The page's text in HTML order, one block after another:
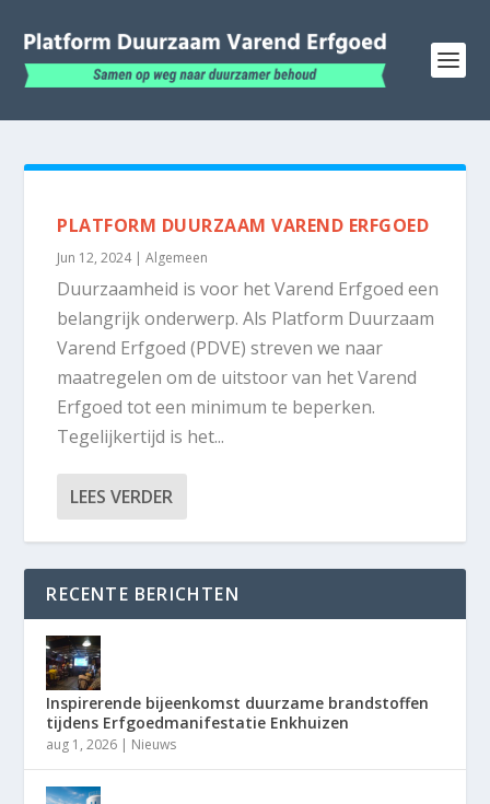
PLATFORM DUURZAAM VAREND ERFGOED
Jun 12, 2024|Algemeen
Duurzaamheid is voor het Varend Erfgoed een
belangrijk onderwerp. Als Platform Duurzaam
Varend Erfgoed (PDVE) streven we naar
maatregelen om de uitstoor van het Varend
Erfgoed tot een minimum te beperken.
Tegelijkertijd is het...
LEES VERDER
RECENTE BERICHTEN
Inspirerende bijeenkomst duurzame brandstoffen
tijdens Erfgoedmanifestatie Enkhuizen
aug 1, 2026 | Nieuws